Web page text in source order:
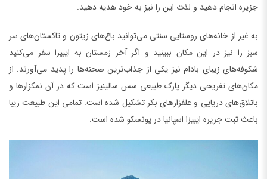
جزیره انجام دهید و لذت این را نیز به خود هدیه دهید.
به غیر از خانه‌های روستایی سنتی می‌توانید باغ‌های زیتون و تاکستان‌های سر
سبز را نیز در این مکان ببینید و اگر آخر زمستان به ایبیزا سفر می‌کنید
شکوفه‌های زیبای بادام نیز یکی از جذاب‌ترین صحنه‌ها را پدید می‌آورند. از
مکان‌های تفریحی دیگر پارک طبیعی سس سالینیز است که در آن نمکزارها و
باتلاق‌های دریایی و علفزارهای بکر تشکیل شده است. تمامی این طبیعت زیبا
باعث ثبت جزیره ایبیزا اسپانیا در یونسکو شده است.